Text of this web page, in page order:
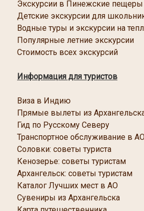
Экскурсии в Пинежские пещеры
Детские экскурсии для
Водные туры и экскурсии на
Популярные летние экскурсии
Стоимость всех экскурсий
Информация для туристов
Виза в Индию
Прямые вылеты из
Гид по Русскому Северу
Транспортное обслуживание в
Соловки: советы туриста
Кенозерье: советы туристам
Архангельск: советы туристам
Каталог Лучших мест в АО
Сувениры из Архангельска